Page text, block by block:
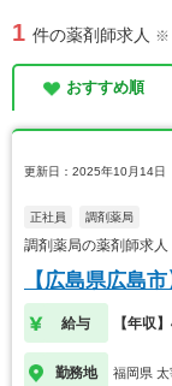
1 件の薬剤師求人 ※
おすすめ順
更新日：2025年10月14日
正社員 調剤薬局
調剤薬局の薬剤師求
【広島県広島
給与 【年収
勤務地 福岡県